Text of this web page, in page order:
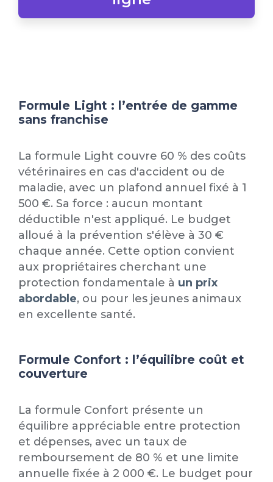
Formule Light : l’entrée de gamme
sans franchise
La formule Light couvre 60 % des coûts
vétérinaires en cas d'accident ou de
maladie, avec un plafond annuel fixé à 1
500 €. Sa force : aucun montant
déductible n'est appliqué. Le budget
alloué à la prévention s'élève à 30 €
chaque année. Cette option convient
aux propriétaires cherchant une
protection fondamentale à un prix
abordable, ou pour les jeunes animaux
en excellente santé.
Formule Confort : l’équilibre coût et
couverture
La formule Confort présente un
équilibre appréciable entre protection
et dépenses, avec un taux de
remboursement de 80 % et une limite
annuelle fixée à 2 000 €. Le budget pour